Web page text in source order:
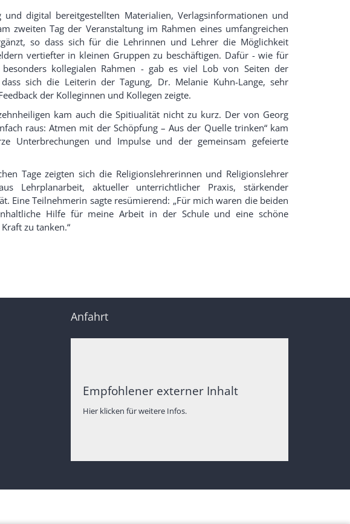
digital bereitgestellten Materialien, Verlagsinformationen und
zweiten Tag der Veranstaltung im Rahmen eines umfangreichen
so dass sich für die Lehrinnen und Lehrer die Möglichkeit
vertiefter in kleinen Gruppen zu beschäftigen. Dafür - wie für
kollegialen Rahmen - gab es viel Lob von Seiten der
sich die Leiterin der Tagung, Dr. Melanie Kuhn-Lange, sehr
der Kolleginnen und Kollegen zeigte.
kam auch die Spitiualität nicht zu kurz. Der von Georg
raus: Atmen mit der Schöpfung – Aus der Quelle trinken“ kam
Unterbrechungen und Impulse und der gemeinsam gefeierte
Tage zeigten sich die Religionslehrerinnen und Religionslehrer
Lehrplanarbeit, aktueller unterrichtlicher Praxis, stärkender
Eine Teilnehmerin sagte resümierend: „Für mich waren die beiden
Hilfe für meine Arbeit in der Schule und eine schöne
zu tanken.“
Anfahrt
Empfohlener externer Inhalt
Hier klicken für weitere Infos.